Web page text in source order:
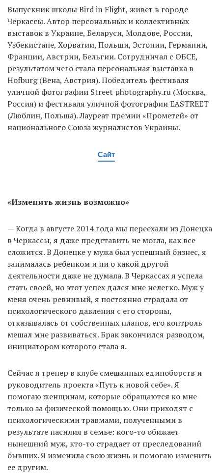
Выпускник школы Bird in Flight, живет в городе
Черкассы. Автор персональных и коллективных
выставок в Украине, Беларуси, Молдове, России,
Узбекистане, Хорватии, Польши, Эстонии, Германии,
Франции, Австрии, Бельгии. Сотрудничал с ОБСЕ,
результатом чего стала персональная выставка в
Hofburg (Вена, Австрия). Победитель фестиваля
уличной фотографии Street photography.ru (Москва,
Россия) и фестиваля уличной фотографии EASTREET
(Люблин, Польша). Лауреат премии «Прометей» от
национального Союза журналистов Украины.
Сайт
«Изменить жизнь возможно»
— Когда в августе 2014 года мы переехали из Донецка
в Черкассы, я даже представить не могла, как все
сложится. В Донецке у мужа был успешный бизнес, я
занималась ребенком и ни о какой другой
деятельности даже не думала. В Черкассах я успела
стать своей, но этот успех дался мне нелегко. Муж у
меня очень ревнивый, я постоянно страдала от
психологического давления с его стороны,
отказывалась от собственных планов, его контроль
мешал мне развиваться. Брак закончился разводом,
инициатором которого стала я.
Сейчас я тренер в клубе смешанных единоборств и
руководитель проекта «Путь к новой себе». Я
помогаю женщинам, которые обращаются ко мне
только за физической помощью. Они приходят с
психологическими травмами, полученными в
результате насилия в семье: кого-то обижает
нынешний муж, кто-то страдает от преследований
бывших. Я изменила свою жизнь и помогаю изменить
ее другим.